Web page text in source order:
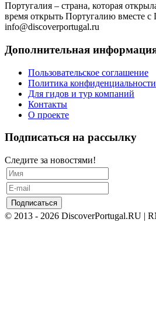
Португалия – страна, которая
время открыть Португалию вместе с
info@discoverportugal.ru
Дополнительная
Пользовательское соглашение
Политика конфиденциальности
Для гидов и тур компаний
Контакты
О проекте
Подписаться на рассылку
Следите за новостями!
© 2013 - 2026 DiscoverPortugal.RU |